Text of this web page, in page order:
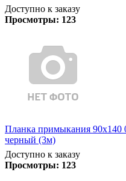
Доступно к заказу
Просмотры: 123
Планка примыкания 90х140
черный (3м)
Доступно к заказу
Просмотры: 123